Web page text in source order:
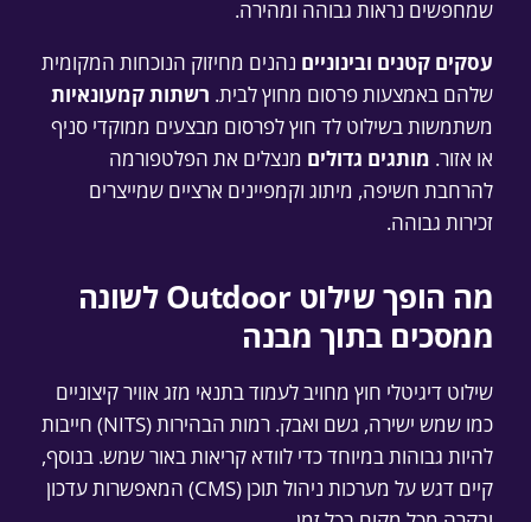
שמחפשים נראות גבוהה ומהירה.
עסקים קטנים ובינוניים נהנים מחיזוק הנוכחות המקומית
שלהם באמצעות פרסום מחוץ לבית. רשתות קמעונאיות
משתמשות בשילוט לד חוץ לפרסום מבצעים ממוקדי סניף
או אזור. מותגים גדולים מנצלים את הפלטפורמה
להרחבת חשיפה, מיתוג וקמפיינים ארציים שמייצרים
זכירות גבוהה.
מה הופך שילוט Outdoor לשונה
ממסכים בתוך מבנה
שילוט דיגיטלי חוץ מחויב לעמוד בתנאי מזג אוויר קיצוניים
כמו שמש ישירה, גשם ואבק. רמות הבהירות (NITS) חייבות
להיות גבוהות במיוחד כדי לוודא קריאות באור שמש. בנוסף,
קיים דגש על מערכות ניהול תוכן (CMS) המאפשרות עדכון